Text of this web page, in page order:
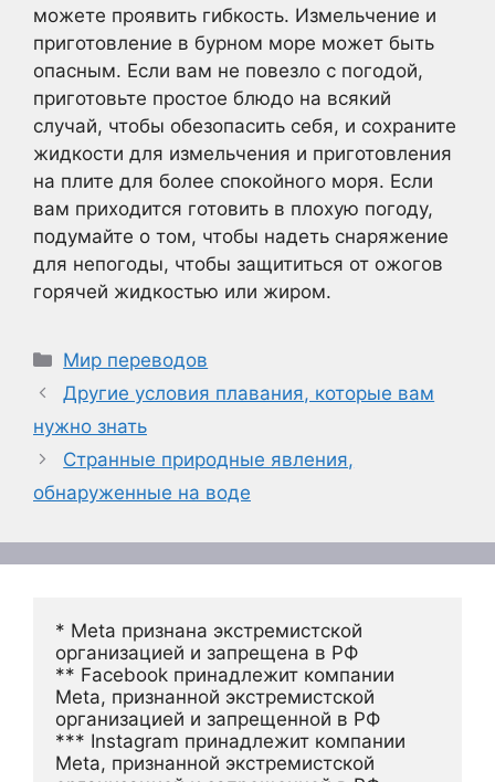
можете проявить гибкость. Измельчение и
приготовление в бурном море может быть
опасным. Если вам не повезло с погодой,
приготовьте простое блюдо на всякий
случай, чтобы обезопасить себя, и сохраните
жидкости для измельчения и приготовления
на плите для более спокойного моря. Если
вам приходится готовить в плохую погоду,
подумайте о том, чтобы надеть снаряжение
для непогоды, чтобы защититься от ожогов
горячей жидкостью или жиром.
Рубрики
Мир переводов
Другие условия плавания, которые вам
нужно знать
Странные природные явления,
обнаруженные на воде
* Meta признана экстремистской
организацией и запрещена в РФ
** Facebook принадлежит компании
Meta, признанной экстремистской
организацией и запрещенной в РФ
*** Instagram принадлежит компании
Meta, признанной экстремистской